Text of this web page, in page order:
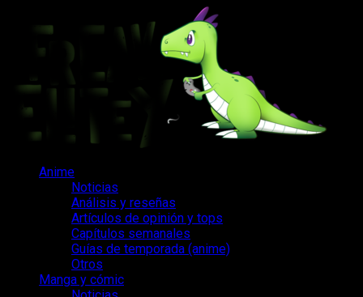
contenido
Anime
Noticias
Análisis y reseñas
Artículos de opinión y tops
Capítulos semanales
Guías de temporada (anime)
Otros
Manga y cómic